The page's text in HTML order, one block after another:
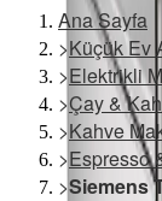
Ana Sayfa
>Küçük Ev
>Elektrikli
>Çay &
>Kahve
>Espresso
>Siemens